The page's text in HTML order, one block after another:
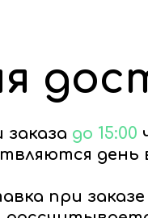
до 15:00
день
при заказе